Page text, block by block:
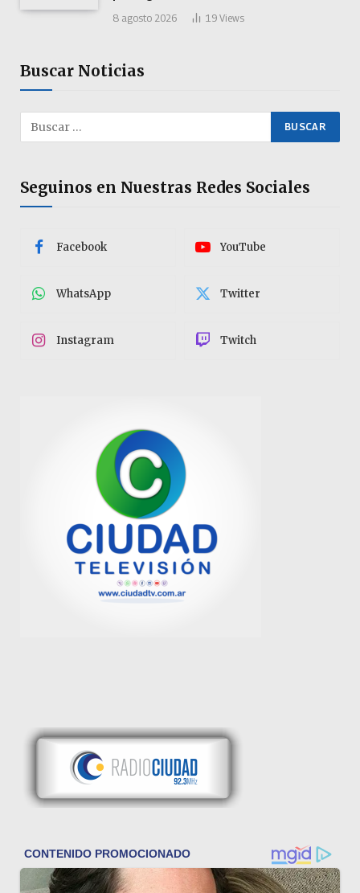
8 agosto 2026 19 Views
Buscar Noticias
Seguinos en Nuestras Redes Sociales
Facebook YouTube
WhatsApp Twitter
Instagram Twitch